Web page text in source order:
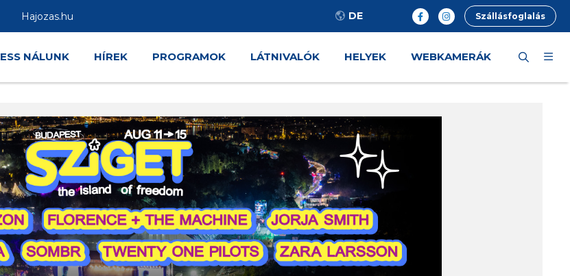
Hajozas.hu DE Szállásfoglalás
NÁLUNK HÍREK PROGRAMOK LÁTNIVALÓK HELYEK WEBKAMERÁK